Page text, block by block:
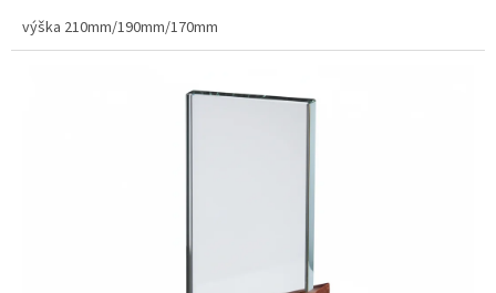
výška 210mm/190mm/170mm